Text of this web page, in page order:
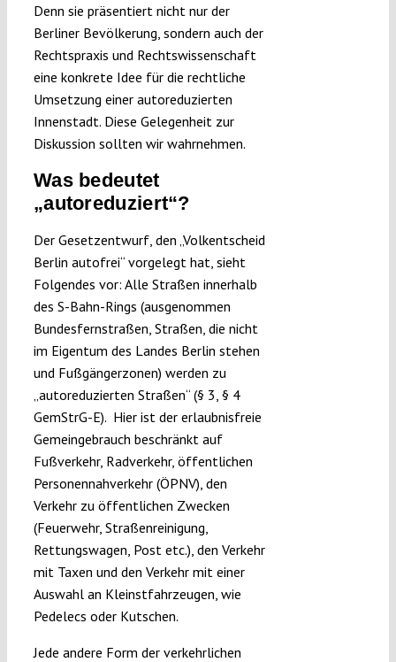
Denn sie präsentiert nicht nur der
Berliner Bevölkerung, sondern auch der
Rechtspraxis und Rechtswissenschaft
eine konkrete Idee für die rechtliche
Umsetzung einer autoreduzierten
Innenstadt. Diese Gelegenheit zur
Diskussion sollten wir wahrnehmen.
Was bedeutet
„autoreduziert“?
Der Gesetzentwurf, den „Volkentscheid
Berlin autofrei“ vorgelegt hat, sieht
Folgendes vor: Alle Straßen innerhalb
des S-Bahn-Rings (ausgenommen
Bundesfernstraßen, Straßen, die nicht
im Eigentum des Landes Berlin stehen
und Fußgängerzonen) werden zu
„autoreduzierten Straßen“ (§ 3, § 4
GemStrG-E). Hier ist der erlaubnisfreie
Gemeingebrauch beschränkt auf
Fußverkehr, Radverkehr, öffentlichen
Personennahverkehr (ÖPNV), den
Verkehr zu öffentlichen Zwecken
(Feuerwehr, Straßenreinigung,
Rettungswagen, Post etc.), den Verkehr
mit Taxen und den Verkehr mit einer
Auswahl an Kleinstfahrzeugen, wie
Pedelecs oder Kutschen.
Jede andere Form der verkehrlichen